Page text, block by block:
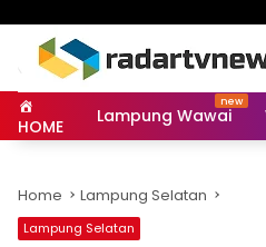
HOME Lampung Wawai
Home Lampung Selatan
Lampung Selatan